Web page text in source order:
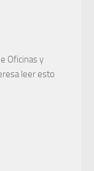
Oficinas y
leer esto